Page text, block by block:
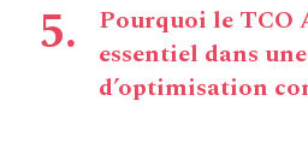
Pourquoi le TCO
essentiel dans
d’optimisation